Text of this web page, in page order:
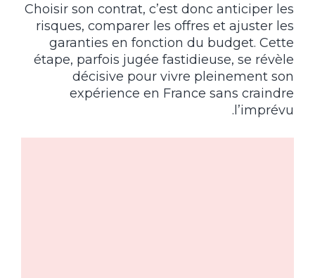
Choisir son contrat, c’est donc anticiper les
risques, comparer les offres et ajuster les
garanties en fonction du budget. Cette
étape, parfois jugée fastidieuse, se révèle
décisive pour vivre pleinement son
expérience en France sans craindre
l’imprévu.